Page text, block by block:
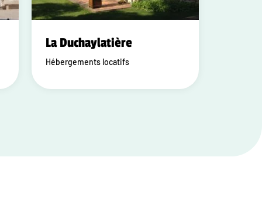
La Duchaylatière
Hébergements locatifs